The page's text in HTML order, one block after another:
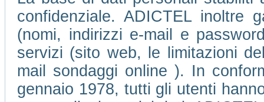
confidenziale. ADICTEL inoltre
(nomi, indirizzi e-mail e
servizi (sito web, le limitazioni
mail sondaggi online ). In
gennaio 1978, tutti gli utenti